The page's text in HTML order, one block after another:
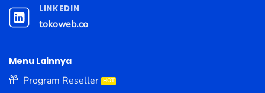
LINKEDIN
tokoweb.co
Menu Lainnya
Program Reseller